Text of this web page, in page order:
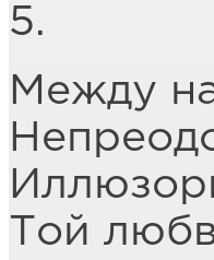
5.
Между
Той